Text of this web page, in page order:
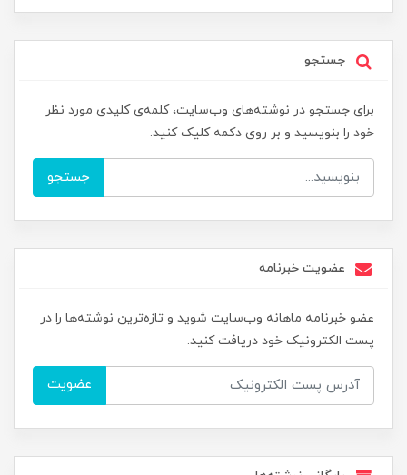
جستجو
برای جستجو در نوشته‌های وب‌سایت، کلمه‌ی کلیدی مورد نظر
خود را بنویسید و بر روی دکمه کلیک کنید.
جستجو
عضویت خبرنامه
عضو خبرنامه ماهانه وب‌سایت شوید و تازه‌ترین نوشته‌ها را در
پست الکترونیک خود دریافت کنید.
عضویت